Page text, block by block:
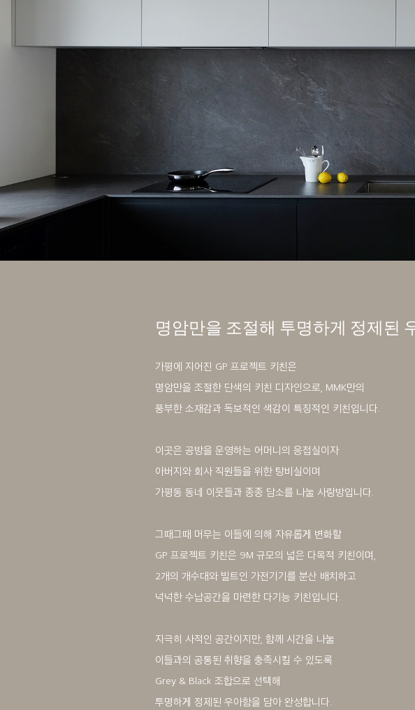
명암만을 조절해 투명하게 정제된
가평에 지어진 GP 프로젝트 키친은
명암만을 조절한 단색의 키친 디자인으로, MMK만의
풍부한 소재감과 독보적인 색감이 특징적인 키친입니다.
이곳은 공방을 운영하는 어머니의 응접실이자
아버지와 회사 직원들을 위한 탕비실이며
가평동 동네 이웃들과 종종 담소를 나눌 사랑방입니다.
그때그때 머무는 이들에 의해 자유롭게 변화할
GP 프로젝트 키친은 9M 규모의 넓은 다목적 키친이며,
2개의 개수대와 빌트인 가전기기를 분산 배치하고
넉넉한 수납공간을 마련한 다기능 키친입니다.
지극히 사적인 공간이지만, 함께 시간을 나눌
이들과의 공통된 취향을 충족시킬 수 있도록
Grey & Black 조합으로 선택해
투명하게 정제된 우아함을 담아 완성합니다.